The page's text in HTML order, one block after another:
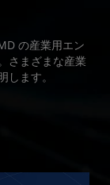
の産業用エン
さまざまな産業
ます。